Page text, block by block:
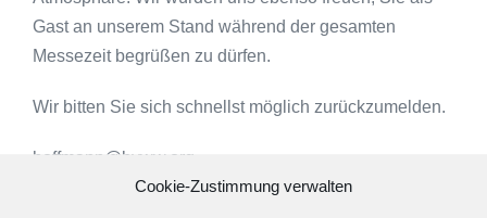
Cookie-Zustimmung verwalten
Gast an unserem Stand während der gesamten
Messezeit begrüßen zu dürfen.
Wir bitten Sie sich schnellst möglich zurückzumelden.
hoffmann@bvww.org